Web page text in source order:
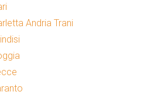
Andria Trani